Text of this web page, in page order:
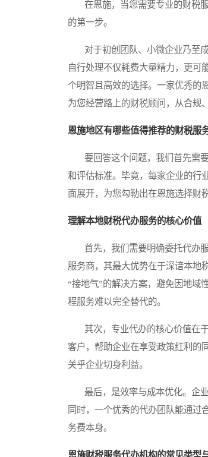
在恩施，当您需要专业的财税服
的第一步。
对于初创团队、小微企业乃至成
自行处理不仅耗费大量精力，更可
个明智且高效的选择。一家优秀的
为您经营路上的财税顾问，从合规
恩施地区有哪些值得推荐的财税服
要回答这个问题，我们首先需要
和评估标准。毕竟，每家企业的行
面展开，为您勾勒出在恩施选择财
理解本地财税代办服务的核心价值
首先，我们需要明确委托代办服
服务商，其最大优势在于深谙本地
“接地气”的解决方案，避免因地域
程服务难以完全替代的。
其次，专业代办的核心价值在于
客户，帮助企业在享受政策红利的
关乎企业切身利益。
最后，是效率与成本优化。企业
同时，一个优秀的代办团队能通过
务费本身。
恩施财税服务代办机构的常见类型